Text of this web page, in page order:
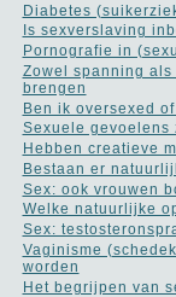
Diabetes
Is sexverslaving
Pornografie in
Zowel spanning
brengen
Ben ik oversexed
Sexuele gevoelens
Hebben creatieve
Bestaan er
Sex: ook vrouwen
Welke natuurlijke
Sex:
Vaginisme
worden
Het begrijpen van